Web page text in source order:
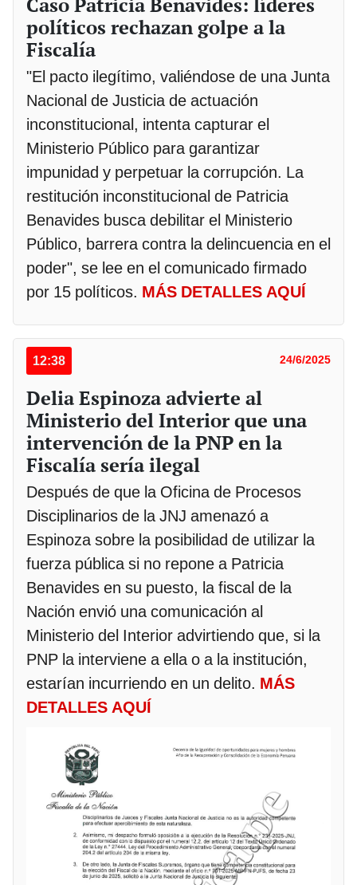
políticos rechazan golpe a la
Fiscalía
"El pacto ilegítimo, valiéndose de una Junta
Nacional de Justicia de actuación
inconstitucional, intenta capturar el
Ministerio Público para garantizar
impunidad y perpetuar la corrupción. La
restitución inconstitucional de Patricia
Benavides busca debilitar el Ministerio
Público, barrera contra la delincuencia en el
poder", se lee en el comunicado firmado
por 15 políticos. MÁS DETALLES AQUÍ
12:38 24/6/2025
Delia Espinoza advierte al
Ministerio del Interior que una
intervención de la PNP en la
Fiscalía sería ilegal
Después de que la Oficina de Procesos
Disciplinarios de la JNJ amenazó a
Espinoza sobre la posibilidad de utilizar la
fuerza pública si no repone a Patricia
Benavides en su puesto, la fiscal de la
Nación envió una comunicación al
Ministerio del Interior advirtiendo que, si la
PNP la interviene a ella o a la institución,
estarían incurriendo en un delito. MÁS
DETALLES AQUÍ